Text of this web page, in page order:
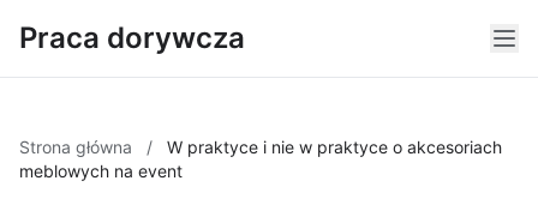
Praca dorywcza
Strona główna /
W praktyce i nie w praktyce o akcesoriach
meblowych na event